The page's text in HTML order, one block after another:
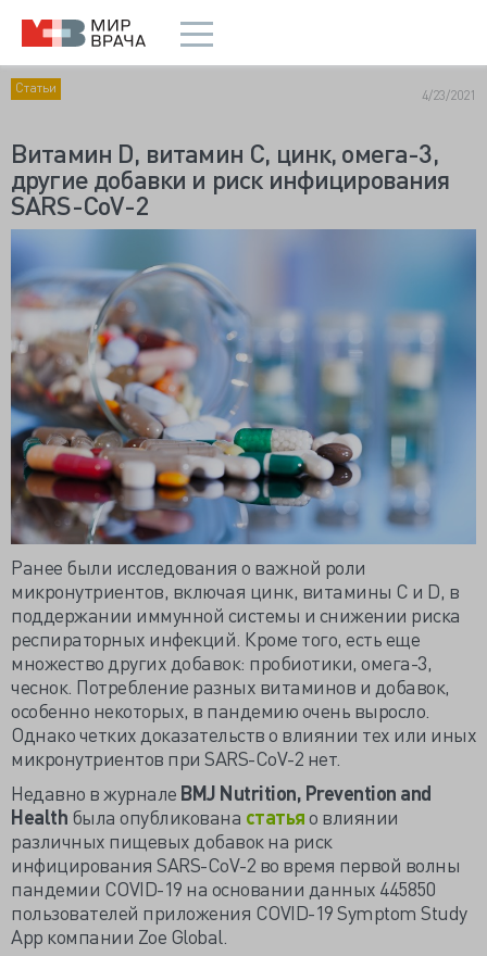
Статьи 4/23/2021
Витамин D, витамин С, цинк, омега-3,
другие добавки и риск инфицирования
SARS-CoV-2
Ранее были исследования о важной роли
микронутриентов, включая цинк, витамины C и D, в
поддержании иммунной системы и снижении риска
респираторных инфекций. Кроме того, есть еще
множество других добавок: пробиотики, омега-3,
чеснок. Потребление разных витаминов и добавок,
особенно некоторых, в пандемию очень выросло.
Однако четких доказательств о влиянии тех или иных
микронутриентов при SARS-CoV-2 нет.
Недавно в журнале BMJ Nutrition, Prevention and
Health была опубликована статьяо влиянии
различных пищевых добавок на риск
инфицирования SARS-CoV-2 во время первой волны
пандемии COVID-19 на основании данных 445850
пользователей приложения COVID-19 Symptom Study
App компании Zoe Global.